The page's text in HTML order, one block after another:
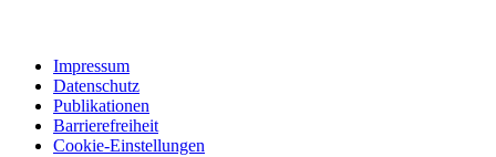
Impressum
Datenschutz
Publikationen
Barrierefreiheit
Cookie-Einstellungen